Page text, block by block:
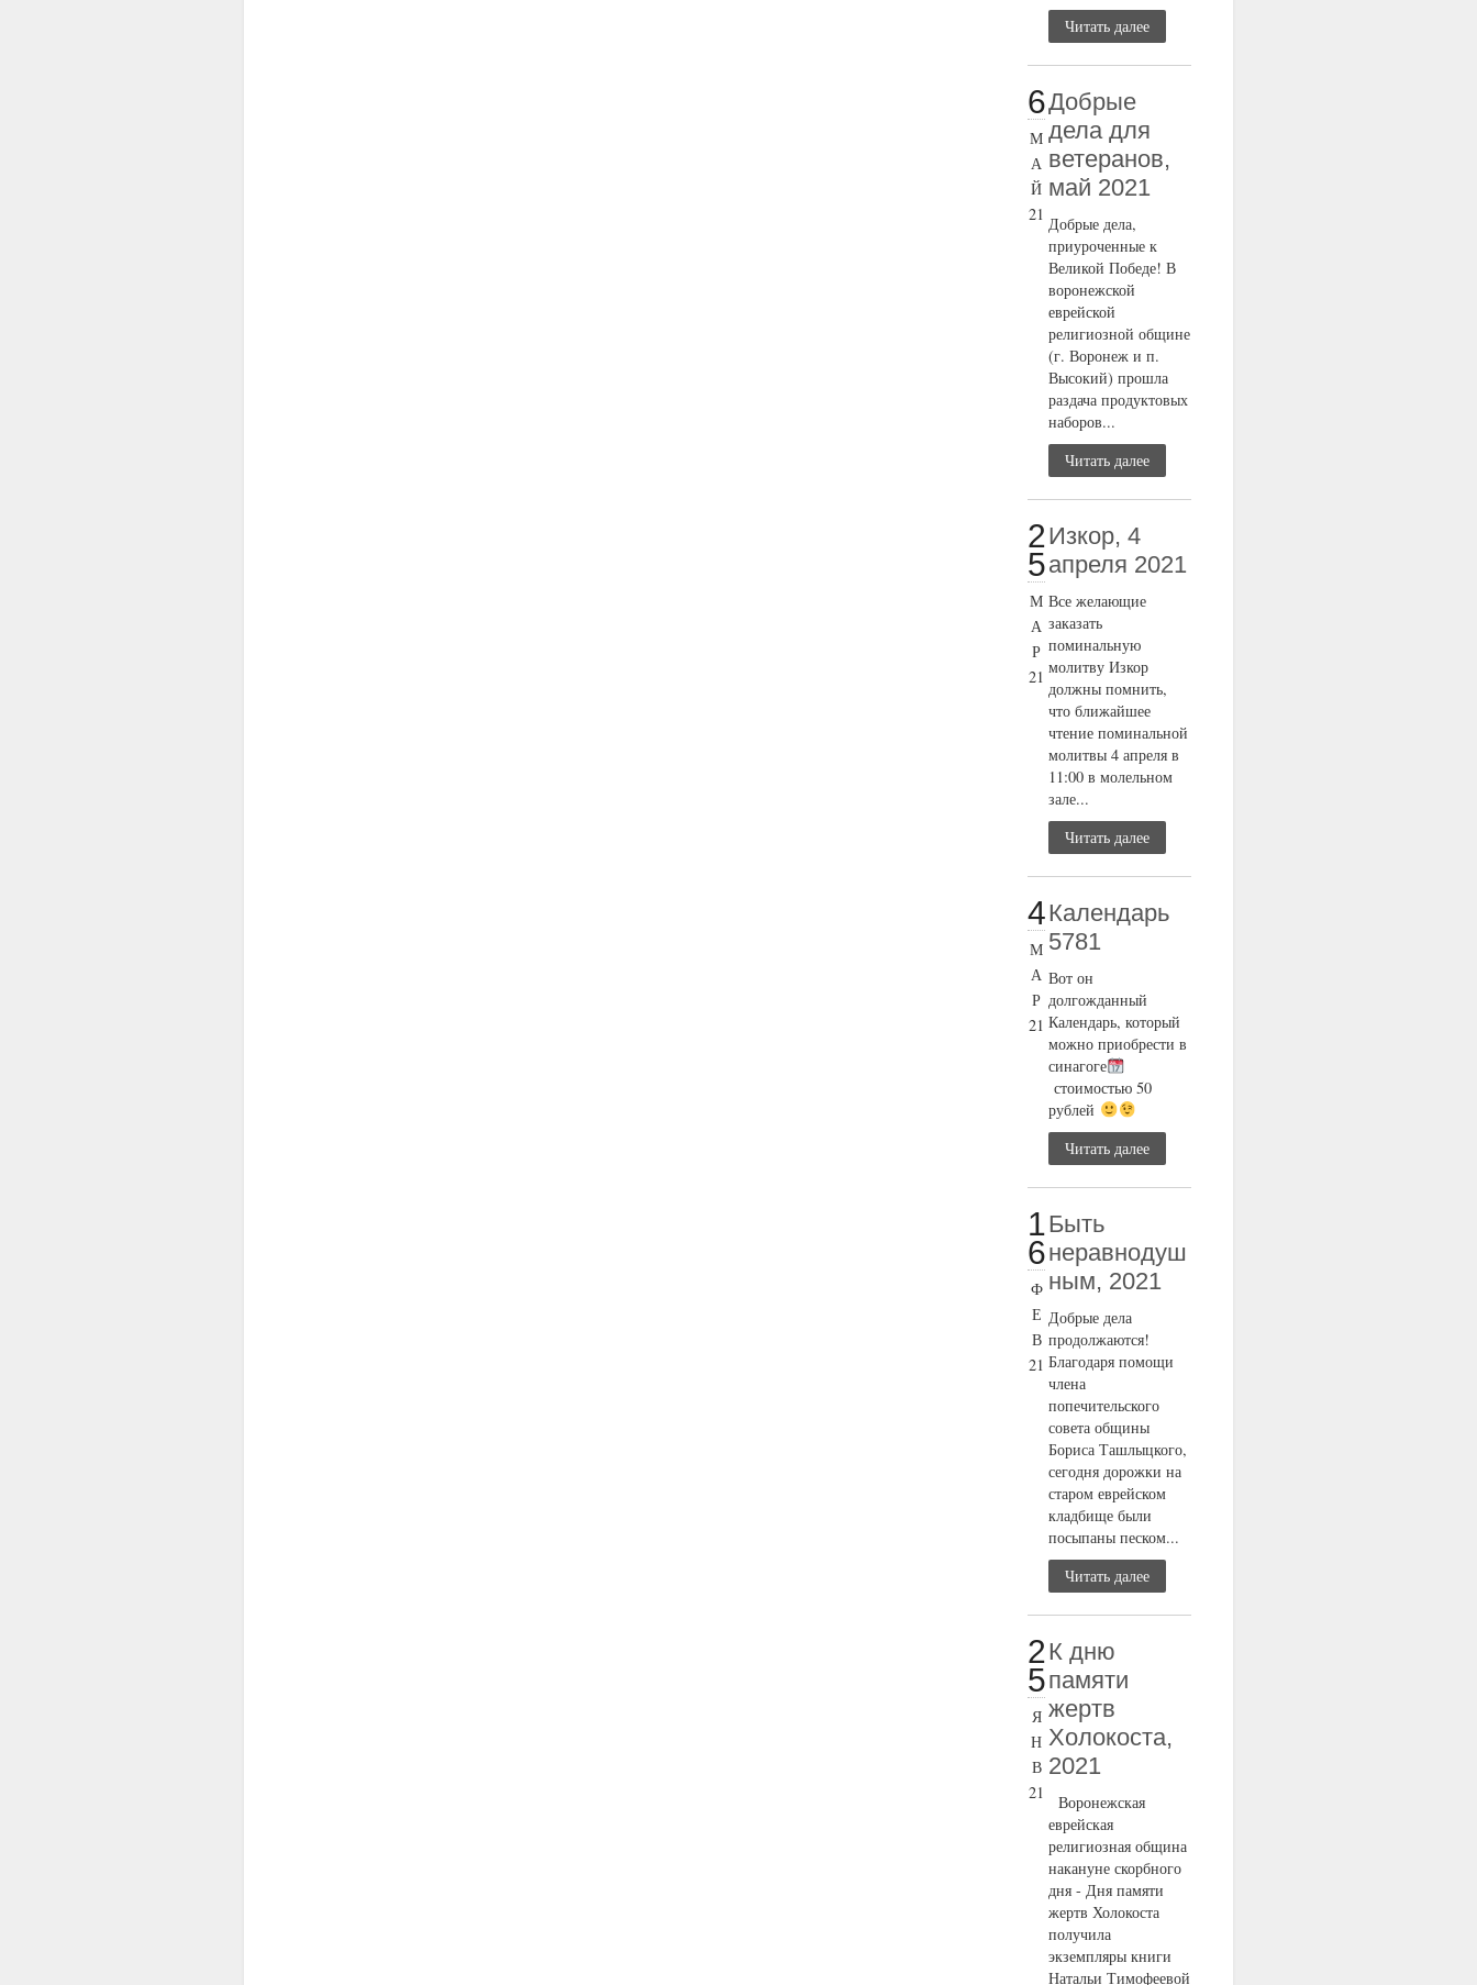
Читать далее
6
М
А
Й
21
Добрые
дела для
ветеранов,
май 2021
Добрые дела,
приуроченные к
Великой Победе! В
воронежской
еврейской
религиозной общине
(г. Воронеж и п.
Высокий) прошла
раздача продуктовых
наборов...
Читать далее
2
5
М
А
Р
21
Изкор, 4
апреля 2021
Все желающие
заказать
поминальную
молитву Изкор
должны помнить,
что ближайшее
чтение поминальной
молитвы 4 апреля в
11:00 в молельном
зале...
Читать далее
4
М
А
Р
21
Календарь
5781
Вот он
долгожданный
Календарь, который
можно приобрести в
синагоге
стоимостью 50
рублей
Читать далее
1
6
Ф
Е
В
21
Быть
неравнодуш
ным, 2021
Добрые дела
продолжаются!
Благодаря помощи
члена
попечительского
совета общины
Бориса Ташлыцкого,
сегодня дорожки на
старом еврейском
кладбище были
посыпаны песком...
Читать далее
2
5
Я
Н
В
21
К дню
памяти
жертв
Холокоста,
2021
Воронежская
еврейская
религиозная община
накануне скорбного
дня - Дня памяти
жертв Холокоста
получила
экземпляры книги
Натальи Тимофеевой